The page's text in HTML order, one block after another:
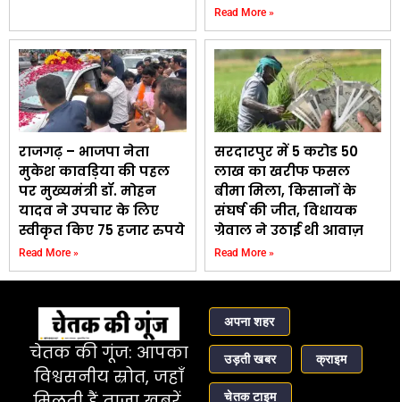
Read More »
राजगढ़ – भाजपा नेता
मुकेश कावड़िया की पहल
पर मुख्यमंत्री डॉ. मोहन
यादव ने उपचार के लिए
स्वीकृत किए 75 हजार रुपये
Read More »
सरदारपुर में 5 करोड 50
लाख का खरीफ फसल
बीमा मिला, किसानों के
संघर्ष की जीत, विधायक
ग्रेवाल ने उठाई थी आवाज़
Read More »
चेतक की गूंज: आपका
विश्वसनीय स्रोत, जहाँ
अपना शहर
उड़ती खबर क्राइम
चेतक टाइम